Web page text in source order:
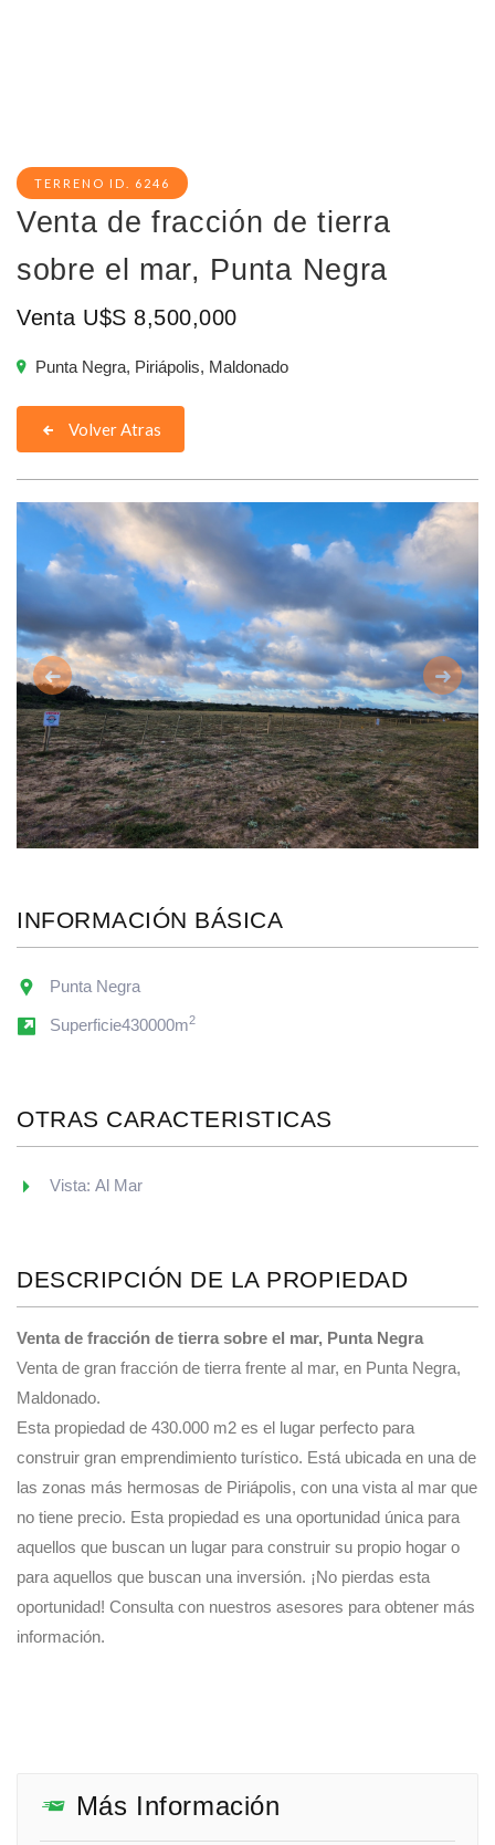
TERRENO ID. 6246
Venta de fracción de tierra
sobre el mar, Punta Negra
Venta U$S 8,500,000
Punta Negra, Piriápolis, Maldonado
Volver Atras
Anterior
INFORMACIÓN BÁSICA
Punta Negra
Superficie430000m2
OTRAS CARACTERISTICAS
Vista: Al Mar
DESCRIPCIÓN DE LA PROPIEDAD
Venta de fracción de tierra sobre el mar, Punta Negra
Venta de gran fracción de tierra frente al mar, en Punta Negra,
Maldonado.
Esta propiedad de 430.000 m2 es el lugar perfecto para
construir gran emprendimiento turístico. Está ubicada en una de
las zonas más hermosas de Piriápolis, con una vista al mar que
no tiene precio. Esta propiedad es una oportunidad única para
aquellos que buscan un lugar para construir su propio hogar o
para aquellos que buscan una inversión. ¡No pierdas esta
oportunidad! Consulta con nuestros asesores para obtener más
información.
Más Información